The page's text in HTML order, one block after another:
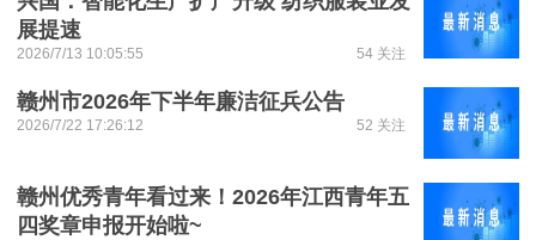
展提速
2026/7/13 10:05:55 54 关注
赣州市2026年下半年廉洁征兵公告
2026/7/22 17:26:12 52 关注
赣州优秀青年看过来！2026年江西青年五
四奖章申报开始啦~